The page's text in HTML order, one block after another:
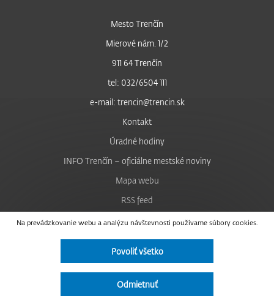
Na prevádzkovanie webu a analýzu návštevnosti používame súbory cookies.
Povoliť všetko
Odmietnuť
Mesto Trenčín
Mierové nám. 1/2
911 64 Trenčín
tel: 032/6504 111
e-mail: trencin@trencin.sk
Kontakt
Úradné hodiny
INFO Trenčín – oficiálne mestské noviny
Mapa webu
RSS feed
Nastavenie cookies
Facebook
Instagram